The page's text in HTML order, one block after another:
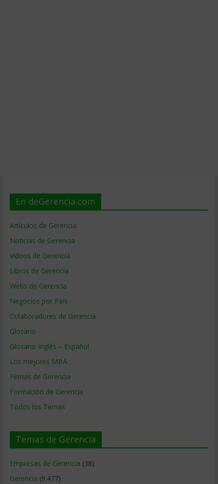
En deGerencia.com
Artículos de Gerencia
Noticias de Gerencia
Videos de Gerencia
Libros de Gerencia
Webs de Gerencia
Negocios por País
Colaboradores de Gerencia
Glosario
Glosario Inglés – Español
Los mejores MBA
Firmas de Gerencia
Formación de Gerencia
Todos los Temas
Temas de Gerencia
Empresas de Gerencia (38)
Gerencia (9.477)